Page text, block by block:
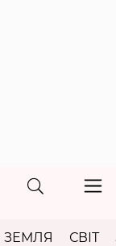
ЗЕМЛЯ СВІТ